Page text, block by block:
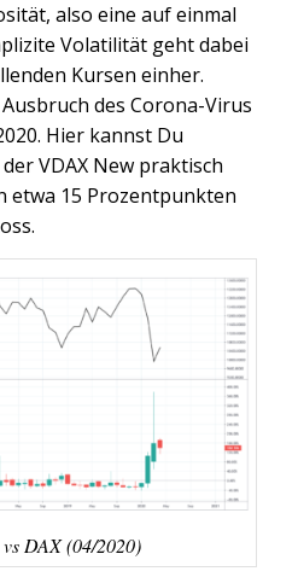
also eine auf einmal
Volatilität geht dabei
Kursen einher.
des Corona-Virus
Hier kannst Du
VDAX New praktisch
etwa 15 Prozentpunkten
DAX (04/2020)